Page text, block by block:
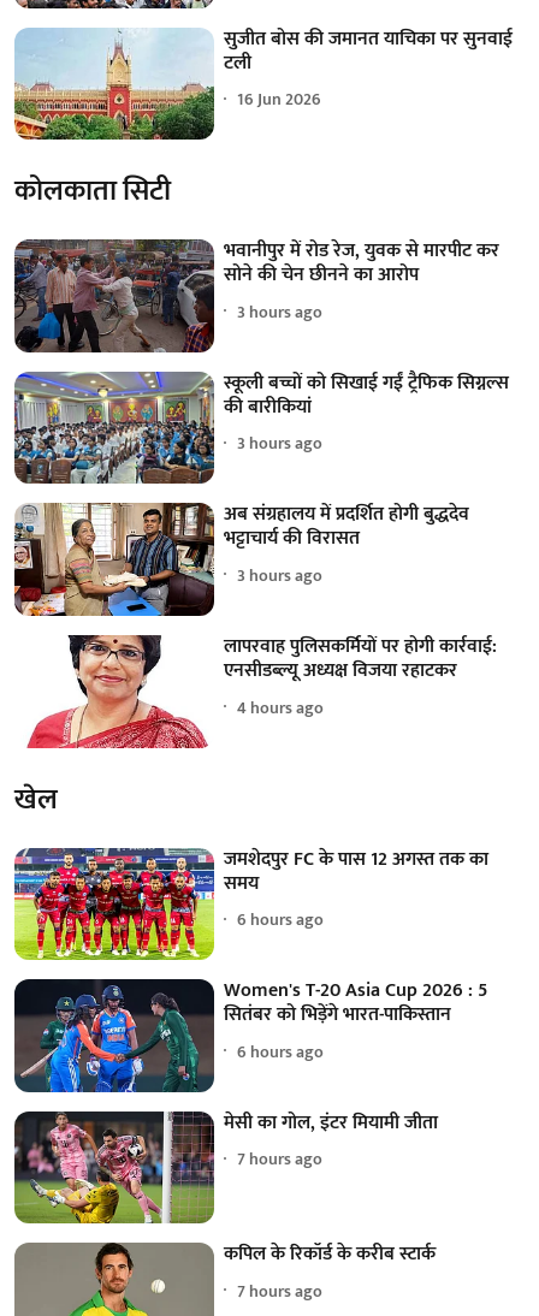
सुजीत बोस की जमानत याचिका पर सुनवाई
टली
16 Jun 2026
कोलकाता सिटी
भवानीपुर में रोड रेज, युवक से मारपीट कर
सोने की चेन छीनने का आरोप
3 hours ago
स्कूली बच्चों को सिखाई गईं ट्रैफिक सिग्नल्स
की बारीकियां
3 hours ago
अब संग्रहालय में प्रदर्शित होगी बुद्धदेव
भट्टाचार्य की विरासत
3 hours ago
लापरवाह पुलिसकर्मियों पर होगी कार्रवाई:
एनसीडब्ल्यू अध्यक्ष विजया रहाटकर
4 hours ago
खेल
जमशेदपुर FC के पास 12 अगस्त तक का
समय
6 hours ago
Women's T-20 Asia Cup 2026 : 5
सितंबर को भिड़ेंगे भारत-पाकिस्तान
6 hours ago
मेसी का गोल, इंटर मियामी जीता
7 hours ago
कपिल के रिकॉर्ड के करीब स्टार्क
7 hours ago